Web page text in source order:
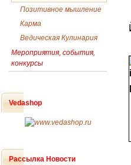
Позитивное мышление
Карма
Ведическая Кулинария
Мероприятия, события,
конкурсы
Vedashop
Рассылка Новости